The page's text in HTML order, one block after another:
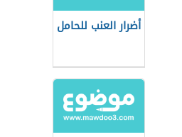
أضرار العنب للحامل